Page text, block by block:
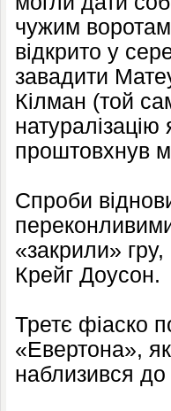
чужим воротам
відкрито у
завадити
Кілман (той
проштовхнув
Спроби
«закрили»
Крейг Доусон.
Третє фіаско
«Евертона»,
наблизився до